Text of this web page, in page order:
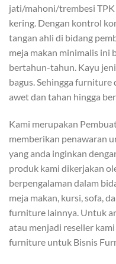
jati/mahoni/trembesi
kering. Dengan kontrol
tangan ahli di bidang
meja makan minimalis ini
bertahun-tahun. Kayu
bagus. Sehingga
awet dan tahan hingga
Kami merupakan
memberikan penawaran
yang anda inginkan
produk kami dikerjakan
berpengalaman dalam
meja makan, kursi, sofa,
furniture lainnya. Untuk
atau menjadi reseller
furniture untuk Bisnis